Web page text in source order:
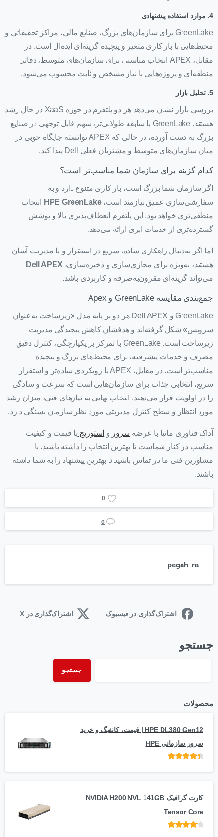
4. موارد استفاده پیشنهادی
GreenLake برای سازمان‌های بزرگ، صنایع مالی، مراکز تحقیقاتی و
محیط‌هایی با بار کاری متغیر و پیچیده گزینه‌ای ایده‌آل است. در
مقابل، APEX انتخاب مناسبی برای سازمان‌های متوسط، دفاتر
منطقه‌ای و پروژه‌هایی با نیاز مشخص و ثابت محسوب می‌شود.
5. تحلیل بازار
بررسی بازار نشان می‌دهد هر دو پلتفرم در حوزه XaaS در حال رشد
هستند. GreenLake با سابقه طولانی‌تر، سهم قابل توجهی در صنایع
بزرگ به دست آورده، در حالی که APEX توانسته جایگاه خوبی در
میان سازمان‌های متوسط و مشتریان فعلی Dell پیدا کند.
کدام گزینه برای سازمان شما مناسب‌تر است؟
اگر سازمان شما بزرگ است، بار کاری متنوع دارد و به
سفارشی‌سازی عمیق نیازمند است،HPE GreenLake
انتخاب
منطقی‌تری خواهد بود. این پلتفرم انعطاف‌پذیری بالا و پوشش
گسترده‌تری از خدمات ابری ارائه می‌دهد.
اما اگر به‌دنبال راهکاری ساده، سریع در استقرار و با مدیریت آسان
هستید، به‌ویژه برای مجازی‌سازی و ذخیره‌سازی، Dell APEX
می‌تواند گزینه‌ای مقرون‌به‌صرفه و کاربردی باشد.
جمع‌بندی مقایسه GreenLake و Apex
GreenLake و Dell APEX هر دو بر پایه مدل «زیرساخت به‌عنوان
سرویس» شکل گرفته‌اند و هدفشان کاهش پیچیدگی مدیریت
زیرساخت است. GreenLake با تمرکز بر یکپارچگی، کنترل دقیق
مصرف و خدمات پیشرفته، برای محیط‌های بزرگ و پیچیده
مناسب‌تر است. در مقابل، APEX با رویکردی ساده‌تر و استقرار
سریع، انتخابی جذاب برای سازمان‌هایی است که سرعت و سادگی
را در اولویت قرار می‌دهند. انتخاب نهایی به نیازهای فنی، میزان رشد
مورد انتظار و سطح کنترل مدیریتی مورد نظر سازمان بستگی دارد.
آداک فناوری مانیا با عرضه سرور و استوریج با قیمت و کیفیت
مناسب در کنار شماست تا بهترین انتخاب را داشته باشید. با
مشاورین فنی ما در تماس باشید تا بهترین پیشنهاد را به شما داشته
باشند.
0
0
pegah_ra
اشتراک‌گذاری در فیسبوک اشتراک‌گذاری در X
جستجو
جستجو
محصولات
HPE DL380 Gen12 | قیمت، کانفیگ و خرید
سرور سازمانی HPE
کارت گرافیک NVIDIA H200 NVL 141GB
Tensor Core